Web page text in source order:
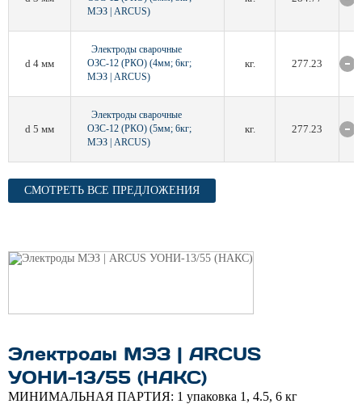
МЭЗ | ARCUS)
d 4 мм
Электроды сварочные
ОЗС-12 (РКО) (4мм; 6кг;
МЭЗ | ARCUS)
кг. 277.23
d 5 мм
Электроды сварочные
ОЗС-12 (РКО) (5мм; 6кг;
МЭЗ | ARCUS)
кг. 277.23
СМОТРЕТЬ ВСЕ ПРЕДЛОЖЕНИЯ
Электроды МЭЗ | ARCUS
УОНИ-13/55 (НАКС)
МИНИМАЛЬНАЯ ПАРТИЯ: 1 упаковка 1, 4.5, 6 кг